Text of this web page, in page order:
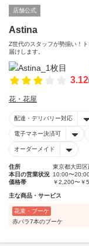
店舗公式
Astina
Z世代のスタッフが勢揃い！
届けします。
3.12
花・花屋
配達・デリバリー対応
電子マネー決済可
オーダーメイド
住所
東京都大田
本日の営業状況 10:00〜
価格帯
￥2,200〜￥
主な商品・サービス
花束・ブーケ
赤バラ7本のブーケ